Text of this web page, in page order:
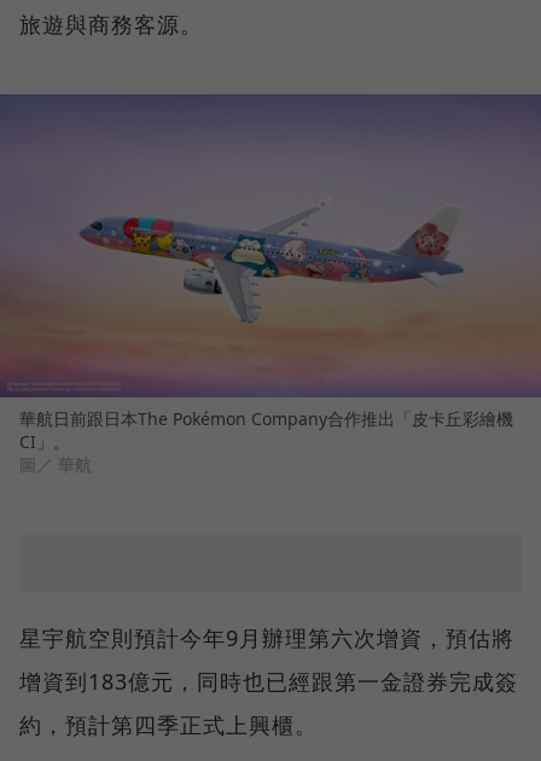
旅遊與商務客源。
華航日前跟日本The Pokémon Company合作推出「皮卡丘彩繪機
CI」。
圖／ 華航
星宇航空則預計今年9月辦理第六次增資，預估將
增資到183億元，同時也已經跟第一金證券完成簽
約，預計第四季正式上興櫃。